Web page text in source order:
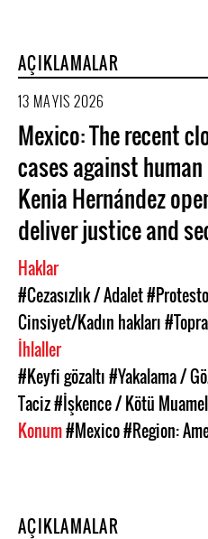
AÇIKLAMALAR
13 MAYIS 2026
Mexico: The recent
cases against
Kenia Hernández
deliver justice and
Haklar
#Cezasızlık / Adalet
Cinsiyet/Kadın hakları
İhlaller
#Keyfi gözaltı#Yakalama /
Taciz#İşkence / Kötü
Konum#Mexico#Region:
AÇIKLAMALAR